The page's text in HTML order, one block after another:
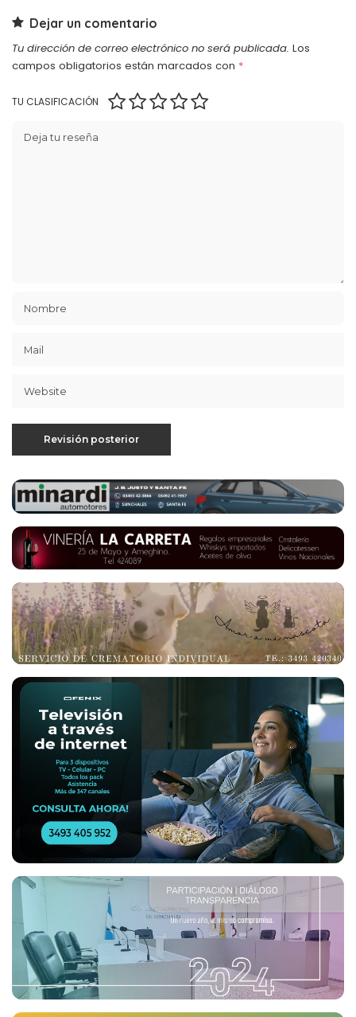
Dejar un comentario
Tu dirección de correo electrónico no será publicada. Los
campos obligatorios están marcados con *
TU CLASIFICACIÓN